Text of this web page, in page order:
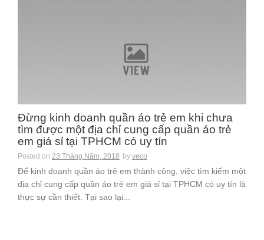
Đừng kinh doanh quần áo trẻ em khi chưa
tìm được một địa chỉ cung cấp quần áo trẻ
em giá sỉ tại TPHCM có uy tín
Posted on 23 Tháng Năm, 2018 by veco
Để kinh doanh quần áo trẻ em thành công, việc tìm kiếm một
địa chỉ cung cấp quần áo trẻ em giá sỉ tại TPHCM có uy tín là
thực sự cần thiết. Tại sao lại...